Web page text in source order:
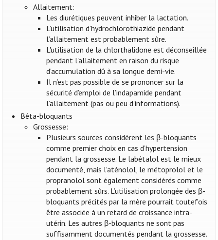
Allaitement:
Les diurétiques peuvent inhiber la lactation.
L’utilisation d’hydrochlorothiazide pendant
l’allaitement est probablement sûre.
L'utilisation de la chlorthalidone est déconseillée
pendant l'allaitement en raison du risque
d'accumulation dû à sa longue demi-vie.
Il n’est pas possible de se prononcer sur la
sécurité d’emploi de l’indapamide pendant
l’allaitement (pas ou peu d’informations).
Bêta-bloquants
Grossesse:
Plusieurs sources considèrent les β-bloquants
comme premier choix en cas d’hypertension
pendant la grossesse. Le labétalol est le mieux
documenté, mais l'aténolol, le métoprolol et le
propranolol sont également considérés comme
probablement sûrs. L’utilisation prolongée des β-
bloquants précités par la mère pourrait toutefois
être associée à un retard de croissance intra-
utérin. Les autres β-bloquants ne sont pas
suffisamment documentés pendant la grossesse.